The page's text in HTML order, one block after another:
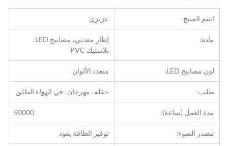
اسم المنتج: عزيزي
مادة:
إطار معدني، مصابيح LED،
بلاستيك PVC
لون مصابيح LED: متعدد الألوان
طلب: حفلة، مهرجان، في الهواء الطلق
مدة العمل (ساعة): 50000
مصدر الضوء: توفير الطاقة يقود